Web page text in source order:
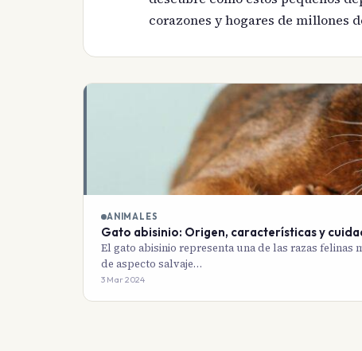
corazones y hogares de millones
ANIMALES
Gato abisinio: Origen, características y
El gato abisinio representa una de las razas
de aspecto salvaje…
3 Mar 2024